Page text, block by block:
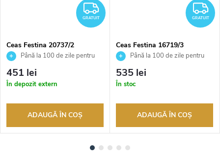
GRATUIT
GRATUIT
Ceas Festina 20737/2
Până la 100 de zile pentru
returnarea bunurilor. Vânzător
autorizat
451 lei
În depozit extern
ADAUGĂ ÎN COŞ
GRATUIT
Ceas Festina 16719/3
Până la 100 de zile pentru
returnarea bunurilor. Vânzător
autorizat
535 lei
În stoc
ADAUGĂ ÎN COŞ